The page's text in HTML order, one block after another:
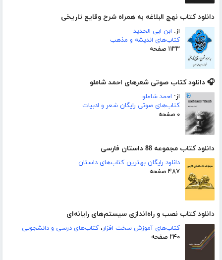
دانلود کتاب نهج البلاغه به همراه شرح وقایع تاریخی
از: ابن ابی الحدید
کتاب‌های اندیشه و مذهب
۱۱۳۳ صفحه
🎧 دانلود کتاب صوتی شعرهای احمد شاملو
از: احمد شاملو
کتاب‌های صوتی رایگان شعر و ادبیات
۰ صفحه
دانلود کتاب مجموعه 88 داستان فارسی
دانلود رایگان بهترین کتاب‌های داستان
۴۸۷ صفحه
دانلود کتاب نصب و راه‌اندازی سیستم‌های رایانه‌ای
کتاب‌های آموزش سخت افزار، کتاب‌های درسی و دانشجویی
۲۴۰ صفحه